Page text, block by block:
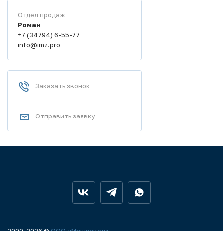
Отдел продаж
Роман
+7 (34794) 6-55-77
info@imz.pro
Заказать звонок
Отправить заявку